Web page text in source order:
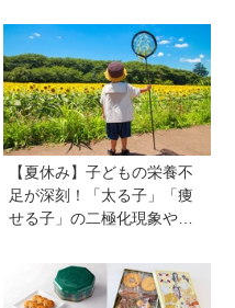
【夏休み】子どもの栄養不
足が深刻！「太る子」「痩
せる子」の二極化現象や、
決のカギは1日3回のたんぱ
く質と、発酵食品＆乾物の